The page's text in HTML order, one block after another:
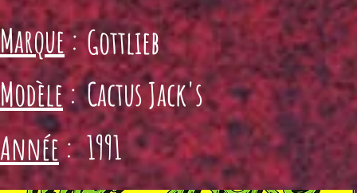
Marque:
Modèle:
Gottlieb
Cactus Jack's
Année: 1991